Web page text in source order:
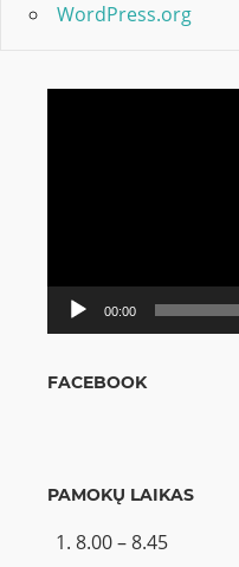
WordPress.org
00:00
FACEBOOK
PAMOKŲ LAIKAS
8.00 – 8.45